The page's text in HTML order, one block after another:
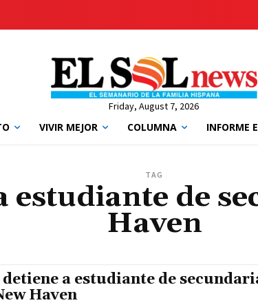
Friday, August 7, 2026
VIVIR MEJOR COLUMNA INFORME
TAG
estudiante de
Haven
detiene a estudiante de
Haven